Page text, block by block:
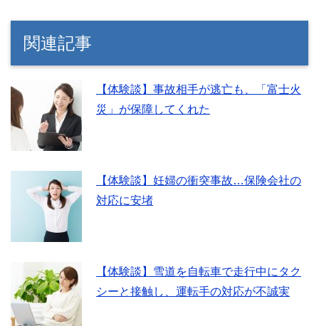
関連記事
【体験談】事故相手が逃亡も、「富士火
災」が保障してくれた
【体験談】妊婦の衝突事故…保険会社の
対応に安堵
【体験談】雪道を自転車で走行中にタク
シーと接触し、運転手の対応が不誠実